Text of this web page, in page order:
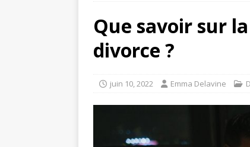
Que savoir sur
divorce ?
juin 10, 2022 Emma Delavine